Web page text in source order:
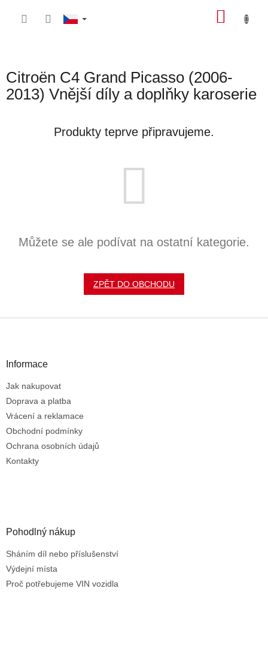
Citroën C4 Grand Picasso (2006-
2013) Vnější díly a doplňky karoserie
Produkty teprve připravujeme.
Můžete se ale podívat na ostatní kategorie.
ZPĚT DO OBCHODU
Informace
Jak nakupovat
Doprava a platba
Vrácení a reklamace
Obchodní podmínky
Ochrana osobních údajů
Kontakty
Pohodlný nákup
Sháním díl nebo příslušenství
Výdejní místa
Proč potřebujeme VIN vozidla